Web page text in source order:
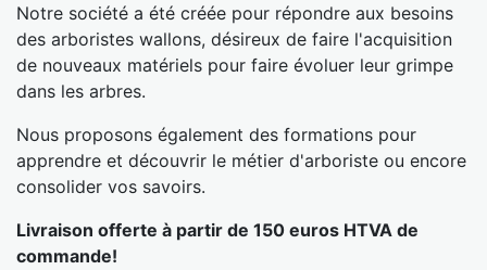
Notre société a été créée pour répondre aux besoins
des arboristes wallons, désireux de faire l'acquisition
de nouveaux matériels pour faire évoluer leur grimpe
dans les arbres.
Nous proposons également des formations pour
apprendre et découvrir le métier d'arboriste ou encore
consolider vos savoirs.
Livraison offerte à partir de 150 euros HTVA de
commande!